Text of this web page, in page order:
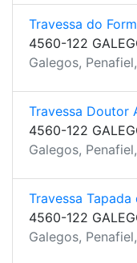
Travessa do
4560-122
Galegos,
Travessa Doutor
4560-122
Galegos,
Travessa
4560-122
Galegos,